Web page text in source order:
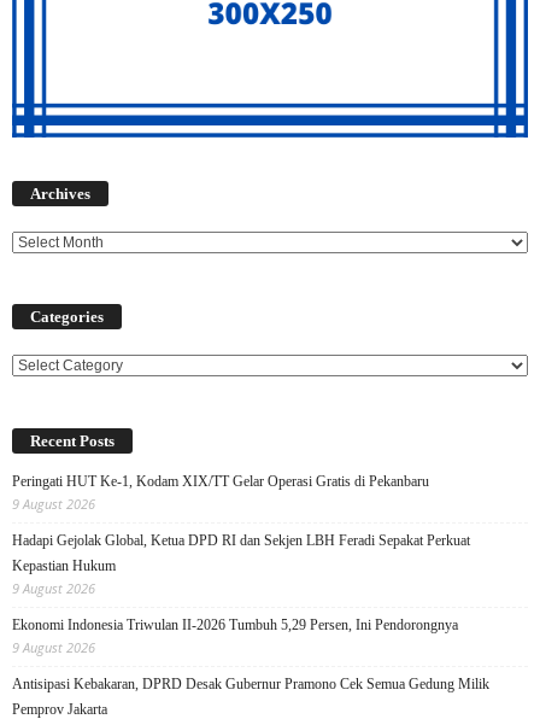
Archives
Categories
Categories
Recent Posts
Peringati HUT Ke-1, Kodam XIX/TT Gelar Operasi Gratis di Pekanbaru
9 August 2026
Hadapi Gejolak Global, Ketua DPD RI dan Sekjen LBH Feradi Sepakat Perkuat
Kepastian Hukum
9 August 2026
Ekonomi Indonesia Triwulan II-2026 Tumbuh 5,29 Persen, Ini Pendorongnya
9 August 2026
Antisipasi Kebakaran, DPRD Desak Gubernur Pramono Cek Semua Gedung Milik
Pemprov Jakarta